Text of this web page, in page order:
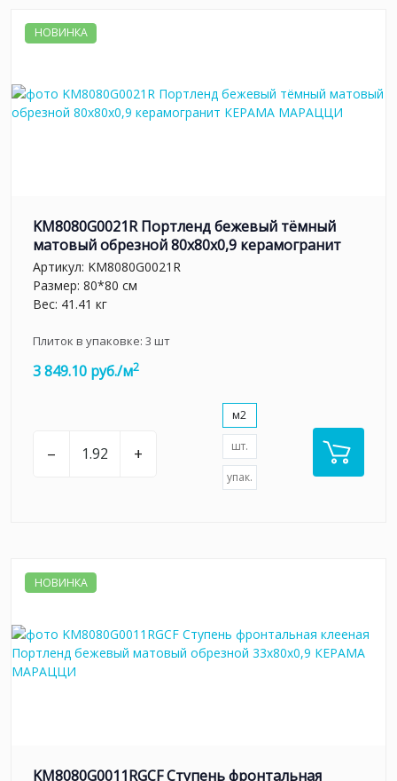
НОВИНКА
KM8080G0021R Портленд бежевый тёмный
матовый обрезной 80x80x0,9 керамогранит
Артикул: KM8080G0021R
Размер: 80*80 см
Вес: 41.41 кг
Плиток в упаковке: 3 шт
3 849.10 руб./м2
– +
м2
шт.
упак.
НОВИНКА
KM8080G0011RGCF Ступень фронтальная